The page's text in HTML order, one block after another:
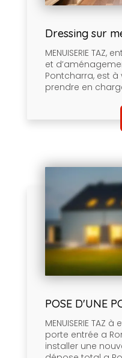
Dressing sur
MENUISERIE
et
Pontcharra, est
prendre en
POSE D'UNE
MENUISERIE TAZ
porte entrée a
installer une